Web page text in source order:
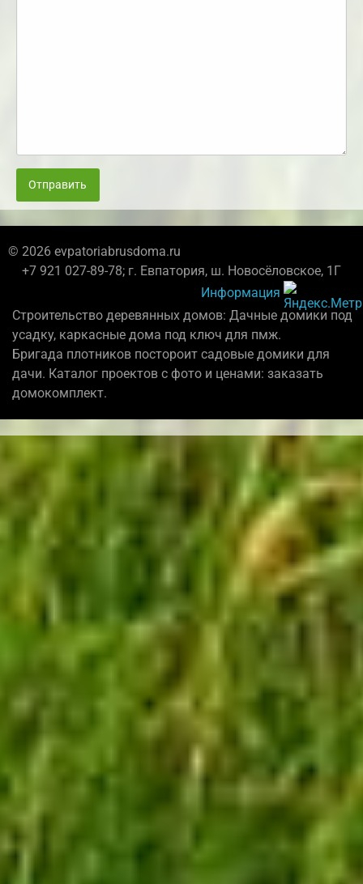
Отправить
© 2026 evpatoriabrusdoma.ru
+7 921 027-89-78; г. Евпатория, ш. Новосёловское, 1Г
Информация
Строительство деревянных домов: Дачные домики под
усадку, каркасные дома под ключ для пмж.
Бригада плотников постороит садовые домики для
дачи. Каталог проектов с фото и ценами: заказать
домокомплект.